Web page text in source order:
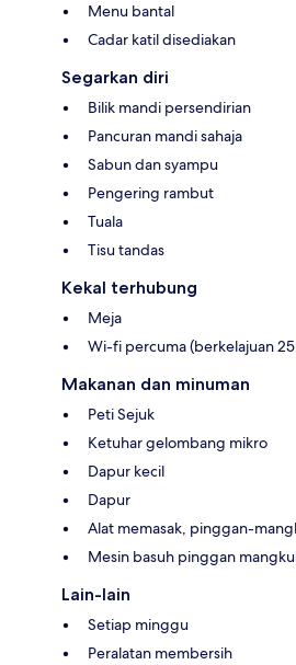
Menu bantal
Cadar katil disediakan
Segarkan diri
Bilik mandi persendirian
Pancuran mandi sahaja
Sabun dan syampu
Pengering rambut
Tuala
Tisu tandas
Kekal terhubung
Meja
Wi-fi percuma (berkelajuan
Makanan dan minuman
Peti Sejuk
Ketuhar gelombang mikro
Dapur kecil
Dapur
Alat memasak, pinggan-
Mesin basuh pinggan
Lain-lain
Setiap minggu
Peralatan membersih